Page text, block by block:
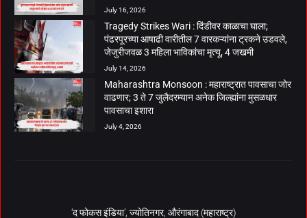
July 16, 2026
Tragedy Strikes Wari : दिंडीवर काळाचा घाला;
पंढरपूरच्या आषाढी वारीतील 7 वारकऱ्यांना ट्रकने उडवले,
जेजुरीजवळ 3 महिला भाविकांचा मृत्यू, 4 जखमी
July 14, 2026
Maharashtra Monsoon : महाराष्ट्रात पावसाचा जोर
वाढणार; 3 ते 7 जुलैदरम्यान अनेक जिल्ह्यांना मुसळधार
पावसाचा इशारा
July 4, 2026
‘द फोकस इंडिया’, ज्योतिनगर, औरंगाबाद (महाराष्ट्र)